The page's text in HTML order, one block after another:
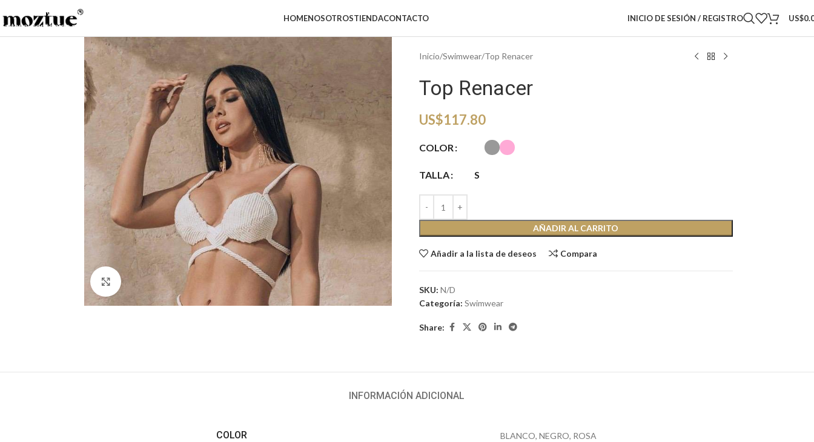
Saltar a la navegación
Saltar al contenido principal
HOMENOSOTROSTIENDACONTACTO INICIO DE SESIÓN / REGISTRO US$
Haga clic para ampliar
Inicio Swimwear Top Renacer
Top Renacer
US$117.80
COLOR
TALLA S
AÑADIR AL CARRITO
Añadir a la lista de deseos Compara
SKU: N/D
Categoría: Swimwear
Share:
INFORMACIÓN ADICIONAL
COLOR BLANCO, NEGRO, ROSA